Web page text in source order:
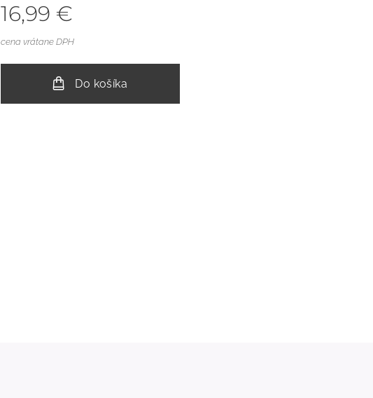
16,99 €
cena vrátane DPH
Do košíka